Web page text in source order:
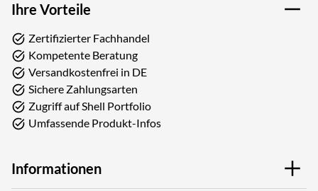
Ihre Vorteile
Zertifizierter Fachhandel
Kompetente Beratung
Versandkostenfrei in DE
Sichere Zahlungsarten
Zugriff auf Shell Portfolio
Umfassende Produkt-Infos
Informationen